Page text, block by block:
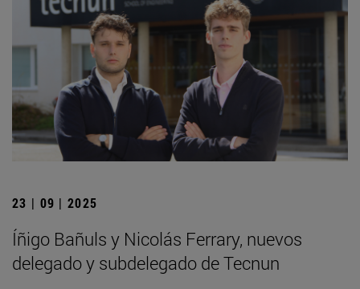
23 | 09 | 2025
Íñigo Bañuls y Nicolás Ferrary, nuevos
delegado y subdelegado de Tecnun